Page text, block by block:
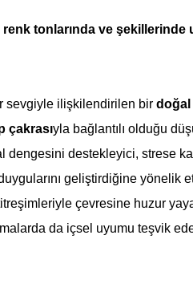
tonlarında ve şekillerinde
sevgiyle ilişkilendirilen bir doğal
çakrasıyla bağlantılı olduğu
dengesini destekleyici, strese
geliştirdiğine yönelik
çevresine huzur
da içsel uyumu teşvik